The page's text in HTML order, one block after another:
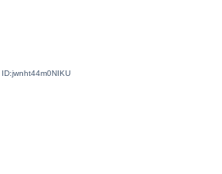
ID:jwnht44m0NIKU